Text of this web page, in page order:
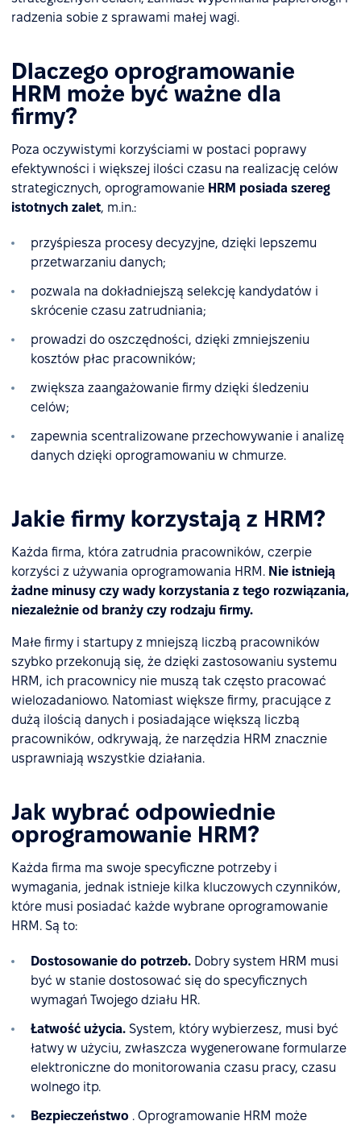
radzenia sobie z sprawami małej wagi.
Dlaczego oprogramowanie
HRM może być ważne dla
firmy?
Poza oczywistymi korzyściami w postaci poprawy
efektywności i większej ilości czasu na realizację celów
strategicznych, oprogramowanie HRM posiada szereg
istotnych zalet, m.in.:
przyśpiesza procesy decyzyjne, dzięki lepszemu
przetwarzaniu danych;
pozwala na dokładniejszą selekcję kandydatów i
skrócenie czasu zatrudniania;
prowadzi do oszczędności, dzięki zmniejszeniu
kosztów płac pracowników;
zwiększa zaangażowanie firmy dzięki śledzeniu
celów;
zapewnia scentralizowane przechowywanie i analizę
danych dzięki oprogramowaniu w chmurze.
Jakie firmy korzystają z HRM?
Każda firma, która zatrudnia pracowników, czerpie
korzyści z używania oprogramowania HRM. Nie istnieją
żadne minusy czy wady korzystania z tego rozwiązania,
niezależnie od branży czy rodzaju firmy.
Małe firmy i startupy z mniejszą liczbą pracowników
szybko przekonują się, że dzięki zastosowaniu systemu
HRM, ich pracownicy nie muszą tak często pracować
wielozadaniowo. Natomiast większe firmy, pracujące z
dużą ilością danych i posiadające większą liczbą
pracowników, odkrywają, że narzędzia HRM znacznie
usprawniają wszystkie działania.
Jak wybrać odpowiednie
oprogramowanie HRM?
Każda firma ma swoje specyficzne potrzeby i
wymagania, jednak istnieje kilka kluczowych czynników,
które musi posiadać każde wybrane oprogramowanie
HRM. Są to:
Dostosowanie do potrzeb. Dobry system HRM musi
być w stanie dostosować się do specyficznych
wymagań Twojego działu HR.
Łatwość użycia. System, który wybierzesz, musi być
łatwy w użyciu, zwłaszcza wygenerowane formularze
elektroniczne do monitorowania czasu pracy, czasu
wolnego itp.
Bezpieczeństwo . Oprogramowanie HRM może